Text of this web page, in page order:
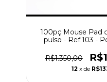
100pç Mouse Pad
pulso - Ref.103 -
R$1.350,00
12 x de